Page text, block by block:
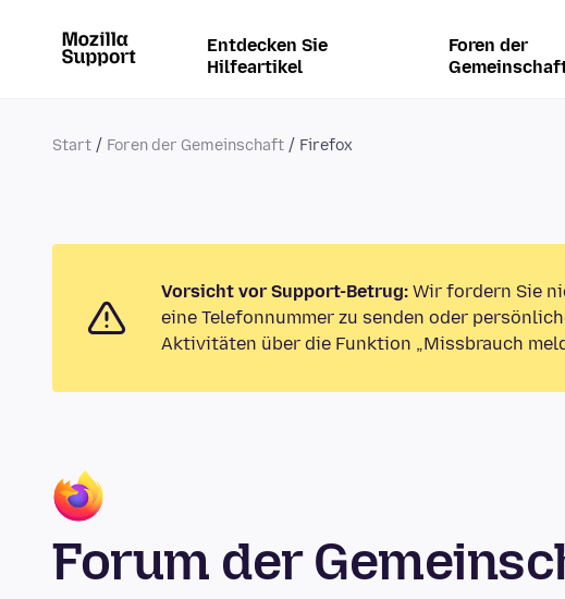
Entdecken Sie
Hilfeartikel
Foren der
Start Foren der Gemeinschaft Firefox
Vorsicht vor Support-Betrug: Wir fordern Sie
eine Telefonnummer zu senden oder
Aktivitäten über die Funktion „Missbrauch
Forum der